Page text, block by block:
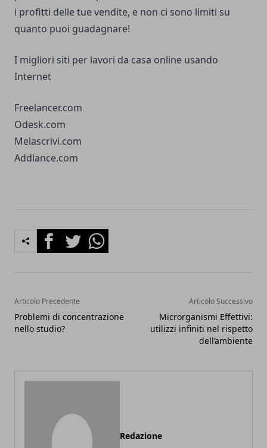
i profitti delle tue vendite, e non ci sono limiti su
quanto puoi guadagnare!
I migliori siti per lavori da casa online usando
Internet
Freelancer.com
Odesk.com
Melascrivi.com
Addlance.com
FacebookTwitterWhatsapp
Articolo Precedente
Problemi di concentrazione
nello studio?
Articolo Successivo
Microrganismi Effettivi:
utilizzi infiniti nel rispetto
dell’ambiente
Redazione